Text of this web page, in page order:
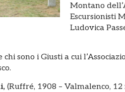
Montano
Escursionisti
Ludovica
chi sono i Giusti a cui
(Ruffré, 1908 – Valmalenco,